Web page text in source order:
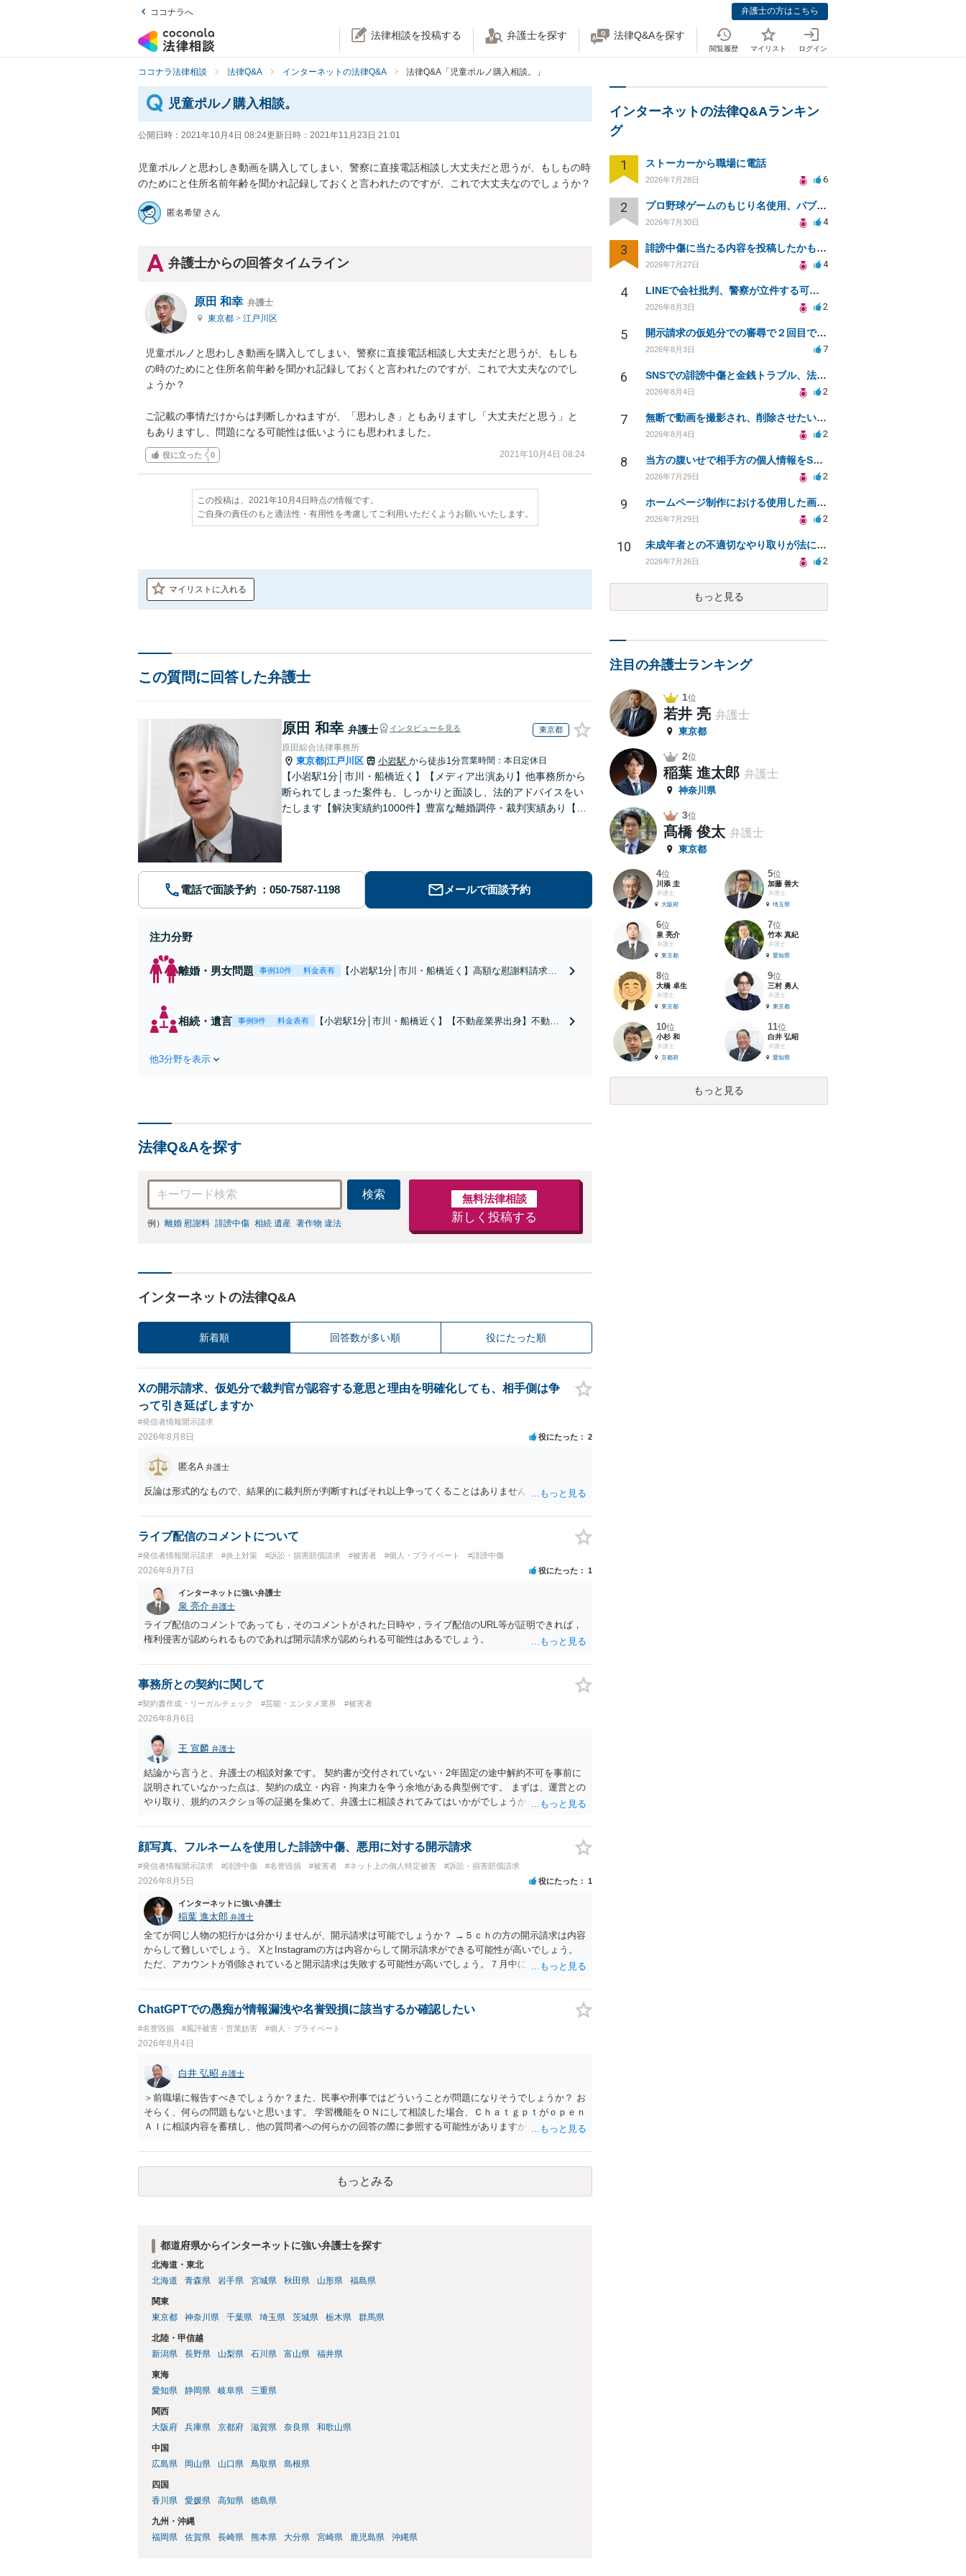
ココナラへ 弁護士の方はこちら
法律相談を投稿する 弁護士を探す 法律Q&Aを探す
閲覧履歴 マイリスト ログイン
ココナラ法律相談 法律Q&A インターネットの法律Q&A 法律Q&A「児童ポルノ購入相談。」
児童ポルノ購入相談。
公開日時： 2021年10月4日 08:24更新日時： 2021年11月23日 21:01
児童ポルノと思わしき動画を購入してしまい、警察に直接電話相談し大丈夫だと思うが、もしもの時
のためにと住所名前年齢を聞かれ記録しておくと言われたのですが、これで大丈夫なのでしょうか？
匿名希望 さん
弁護士からの回答タイムライン
原田 和幸 弁護士
東京都 > 江戸川区
児童ポルノと思わしき動画を購入してしまい、警察に直接電話相談し大丈夫だと思うが、もしも
の時のためにと住所名前年齢を聞かれ記録しておくと言われたのですが、これで大丈夫なのでし
ょうか？
ご記載の事情だけからは判断しかねますが、「思わしき」ともありますし「大丈夫だと思う」と
もありますし、問題になる可能性は低いようにも思われました。
役に立った 0 2021年10月4日 08:24
この投稿は、2021年10月4日時点の情報です。
ご自身の責任のもと適法性・有用性を考慮してご利用いただくようお願いいたします。
マイリストに入れる
この質問に回答した弁護士
原田 和幸 弁護士 インタビューを見る 東京都
原田綜合法律事務所
東京都 江戸川区 小岩駅 から徒歩1分営業時間：本日定休日
【小岩駅1分│市川・船橋近く】【メディア出演あり】他事務所から
断られてしまった案件も、しっかりと面談し、法的アドバイスをい
たします【解決実績約1000件】豊富な離婚調停・裁判実績あり【不
電話で面談予約 メールで面談予約
注力分野
離婚・男女問題 事例10件 料金表有
【小岩駅1分│市川・船橋近く】高額な慰謝料請求の
家の財産分与に対応！離婚に関するお悩みは、お気
軽にご相談ください【メディア出演】【早朝・夜間
相続・遺言 事例9件 料金表有
【小岩駅1分│市川・船橋近く】【不動産業界出身】不動産
他3分野を表示
法律Q&Aを探す
検索
例） 離婚 慰謝料 誹謗中傷 相続 遺産 著作物 違法
無料法律相談
新しく投稿する
インターネットの法律Q&A
新着順 回答数が多い順 役にたった順
Xの開示請求、仮処分で裁判官が認容する意思と理由を明確化しても、相手側は争
って引き延ばしますか
#発信者情報開示請求
2026年8月8日 役にたった 2
匿名A 弁護士
反論は形式的なもので、結果的に裁判所が判断すればそれ以上争ってくることはありません。
ライブ配信のコメントについて
#発信者情報開示請求 #炎上対策 #訴訟・損害賠償請求 #被害者 #個人・プライベート #誹謗中傷
2026年8月7日 役にたった 1
インターネットに強い弁護士
泉 亮介 弁護士
ライブ配信のコメントであっても，そのコメントがされた日時や，ライブ配信のURL等が証明できれば，
権利侵害が認められるものであれば開示請求が認められる可能性はあるでしょう。
事務所との契約に関して
#契約書作成・リーガルチェック #芸能・エンタメ業界 #被害者
2026年8月6日
王 宣麟 弁護士
結論から言うと、弁護士の相談対象です。 契約書が交付されていない・2年固定の途中解約不可を事前に
説明されていなかった点は、契約の成立・内容・拘束力を争う余地がある典型例です。 まずは、運営との
やり取り、規約のスクショ等の証拠を集めて、弁護士に相談されてみてはいかがでしょうか。 また同時並
顔写真、フルネームを使用した誹謗中傷、悪用に対する開示請求
#発信者情報開示請求 #誹謗中傷 #名誉毀損 #被害者 #ネット上の個人特定被害 #訴訟・損害賠償請求
2026年8月5日 役にたった 1
インターネットに強い弁護士
稲葉 進太郎 弁護士
全てが同じ人物の犯行かは分かりませんが、開示請求は可能でしょうか？ →５ｃｈの方の開示請求は内容
からして難しいでしょう。 XとInstagramの方は内容からして開示請求ができる可能性が高いでしょう。
ただ、アカウントが削除されていると開示請求は失敗する可能性が高いでしょう。７月中にアカウントが
相手に全ての弁護士費用を負担させることは可能でしょうか？ →訴訟外の交渉で相手方が認めれば負担さ
せることができるでしょう。訴訟で判決となった場合は、実際の弁護士費用が認められる場合と認められ
ChatGPTでの愚痴が情報漏洩や名誉毀損に該当するか確認したい
#名誉毀損 #風評被害・営業妨害 #個人・プライベート
2026年8月4日
白井 弘昭 弁護士
＞前職場に報告すべきでしょうか？また、民事や刑事ではどういうことが問題になりそうでしょうか？ お
そらく、何らの問題もないと思います。 学習機能をＯＮにして相談した場合、Ｃｈａｔｇｐｔがｏｐｅｎ
ＡＩに相談内容を蓄積し、他の質問者への何らかの回答の際に参照する可能性がありますが、個人名や会
ので、その情報自体が、秘密情報に当たるとは思えませんし、名誉棄損として、個人や会社に対する誹謗
中傷の不特定多数への公開に当たるとも思われません。 もちろん、誰がその内容をｃｈａｔｇｐｔに入力
したかも第三者にしられることはないので、個人や会社の特定をせずに書き込んだことで（おそらく特定
して書き込んだとしても）、相談者さんが刑事民事の責任に問われることはないでしょう。 私見ながらご
もっとみる
都道府県からインターネットに強い弁護士を探す
北海道・東北
北海道
青森県 岩手県 宮城県 秋田県 山形県 福島県
関東
東京都
神奈川県 千葉県 埼玉県 茨城県 栃木県 群馬県
北陸・甲信越
新潟県
長野県 山梨県 石川県 富山県 福井県
東海
愛知県
静岡県 岐阜県 三重県
関西
大阪府
兵庫県 京都府 滋賀県 奈良県 和歌山県
中国
広島県
岡山県 山口県 鳥取県 島根県
四国
香川県
愛媛県 高知県 徳島県
九州・沖縄
福岡県
佐賀県 長崎県 熊本県 大分県 宮崎県 鹿児島県 沖縄県
インターネットの法律Q&Aランキン
グ
1 ストーカーから職場に電話
2026年7月28日 6
2 プロ野球ゲームのもじり名使用、パブリシティ権の影響は？
2026年7月30日 4
3 誹謗中傷に当たる内容を投稿したかもしれない。開示請求や民事刑事裁判に発展しうるのか教えて欲しい。
2026年7月27日 4
4 LINEで会社批判、警察が立件する可能性は？
2026年8月3日 2
5 開示請求の仮処分での審尋で２回目で終わらない場合どうしたらいいですか
2026年8月3日 7
6 SNSでの誹謗中傷と金銭トラブル、法的対応の相談
2026年8月4日 2
7 無断で動画を撮影され、削除させたいが連絡が返ってこない。
2026年8月4日 2
8 当方の腹いせで相手方の個人情報をSNSで晒してしまい名誉毀損させてしまったかもしれない
2026年7月29日 2
9 ホームページ制作における使用した画像や文章の著作権について
2026年7月29日 2
10 未成年者との不適切なやり取りが法に触れる可能性と対処法
2026年7月26日 2
もっと見る
注目の弁護士ランキング
1位
若井 亮 弁護士
東京都
2位
稲葉 進太郎 弁護士
神奈川県
3位
髙橋 俊太 弁護士
東京都
4位
川添 圭
弁護士
大阪府
5位
加藤 善大
弁護士
埼玉県
6位
泉 亮介
弁護士
東京都
7位
竹本 真紀
弁護士
愛知県
8位
大橋 卓生
弁護士
東京都
9位
三村 勇人
弁護士
東京都
10位
小杉 和
弁護士
京都府
11位
白井 弘昭
弁護士
愛知県
もっと見る